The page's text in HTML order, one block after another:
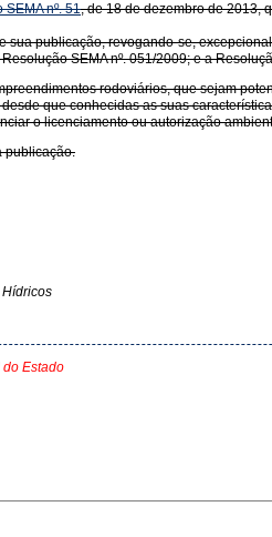
nº. 51, de 18 de dezembro de 2013,
sua publicação, revogando-se,
SEMA nº. 051/2009; e a
rodoviários, que sejam
que conhecidas as suas
o licenciamento ou autorização
publicação.
Estado